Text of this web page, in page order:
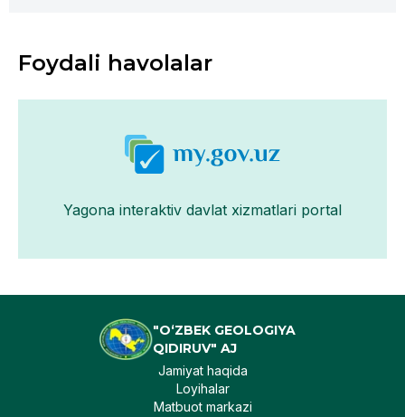
Foydali havolalar
Yagona interaktiv davlat xizmatlari portal
"O‘ZBEK GEOLOGIYA
QIDIRUV" AJ
Jamiyat haqida
Loyihalar
Matbuot markazi